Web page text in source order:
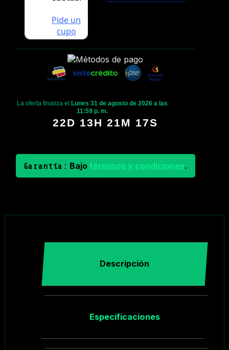
La oferta finaliza el
Lunes 31 de agosto de 2026 a las
11:59 p. m.
22D 13H 21M 17S
Garantía: Bajo términos y condiciones.
Descripción
Especificaciones